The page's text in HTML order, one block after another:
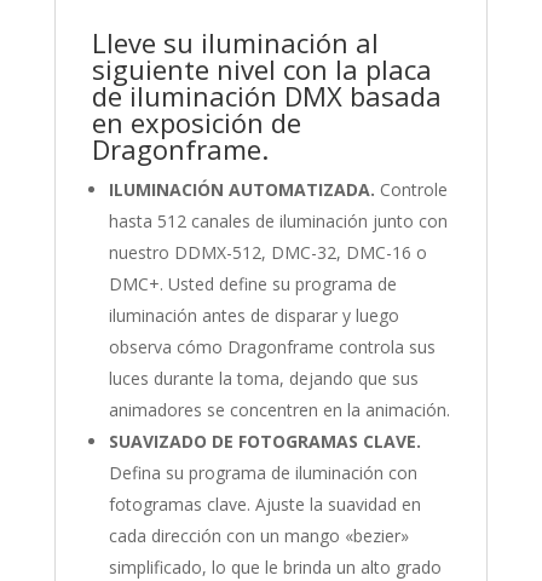
Lleve su iluminación al
siguiente nivel con la placa
de iluminación DMX basada
en exposición de
Dragonframe.
ILUMINACIÓN AUTOMATIZADA. Controle
hasta 512 canales de iluminación junto con
nuestro DDMX-512, DMC-32, DMC-16 o
DMC+. Usted define su programa de
iluminación antes de disparar y luego
observa cómo Dragonframe controla sus
luces durante la toma, dejando que sus
animadores se concentren en la animación.
SUAVIZADO DE FOTOGRAMAS CLAVE.
Defina su programa de iluminación con
fotogramas clave. Ajuste la suavidad en
cada dirección con un mango «bezier»
simplificado, lo que le brinda un alto grado